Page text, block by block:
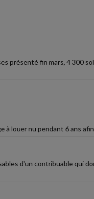
présenté fin mars, 4 300
à louer nu pendant 6 ans
d'un contribuable qui